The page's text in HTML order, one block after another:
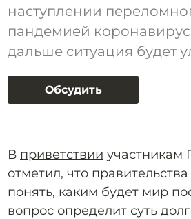
наступлении
пандемией
дальше ситуация будет
Обсудить
В приветствии участникам
отметил, что
понять, каким будет мир
вопрос определит суть